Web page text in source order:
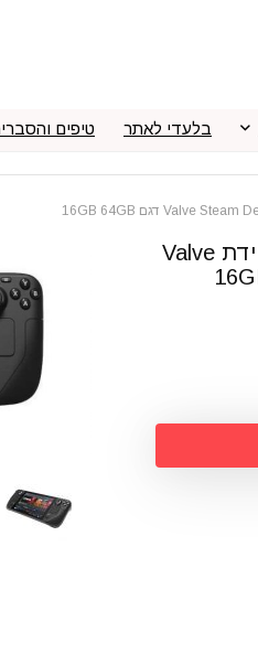
בלעדי לאתר טיפים
קונסולת גיימינג ניידת Valve